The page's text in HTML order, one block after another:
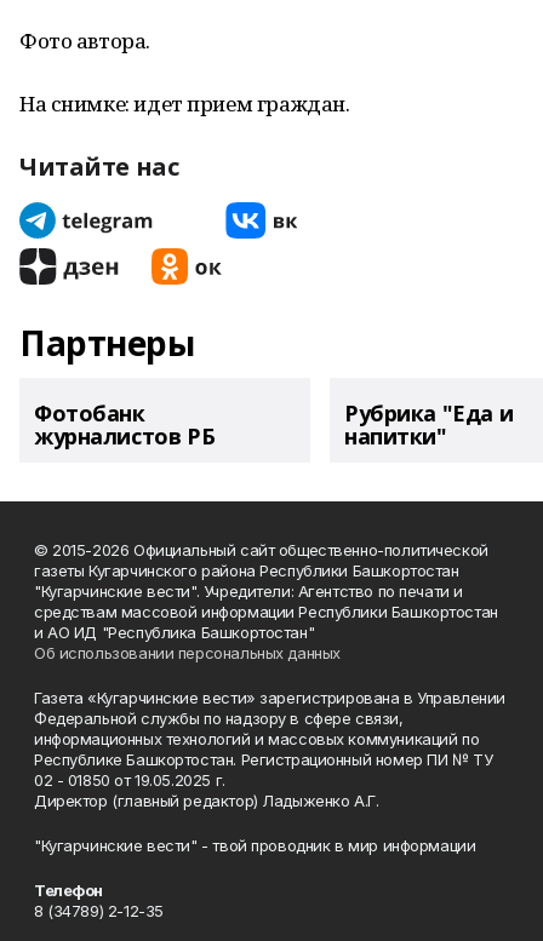
Фото автора.
На снимке: идет прием граждан.
Читайте нас
Партнеры
Фотобанк
журналистов РБ
Рубрика "Еда и
напитки"
© 2015-2026 Официальный сайт общественно-политической
газеты Кугарчинского района Республики Башкортостан
"Кугарчинские вести". Учредители: Агентство по печати и
средствам массовой информации Республики Башкортостан
и АО ИД "Республика Башкортостан"
Об использовании персональных данных
Газета «Кугарчинские вести» зарегистрирована в Управлении
Федеральной службы по надзору в сфере связи,
информационных технологий и массовых коммуникаций по
Республике Башкортостан. Регистрационный номер ПИ № ТУ
02 - 01850 от 19.05.2025 г.
Директор (главный редактор) Ладыженко А.Г.
"Кугарчинские вести" - твой проводник в мир информации
Телефон
8 (34789) 2-12-35